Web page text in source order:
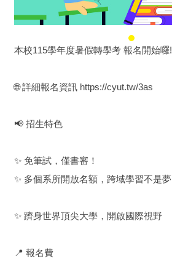
本校115學年度暑假轉學考 報名開始囉!
🌐 詳細報名資訊 https://cyut.tw/3as
📢 招生特色
✨ 免筆試，僅書審！
✨ 多個系所開放名額，跨域學習不是夢
✨ 躋身世界頂尖大學，開啟國際視野
📍 報名費